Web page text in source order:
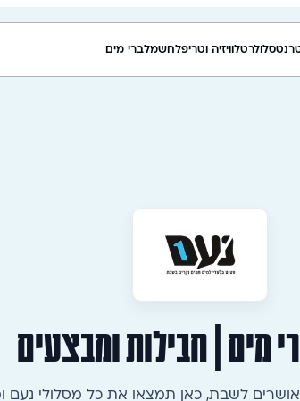
סלולרטלוויזיה וטריפלחשמלברי מים
מים | חבילות ומבצעים
לשבת, כאן תמצאו את כל מסלולי נעם